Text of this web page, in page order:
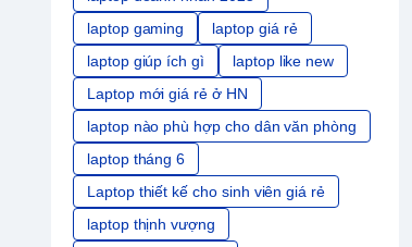
laptop gaming
laptop giá rẻ
laptop giúp ích gì
laptop like new
Laptop mới giá rẻ ở HN
laptop nào phù hợp cho dân văn phòng
laptop tháng 6
Laptop thiết kế cho sinh viên giá rẻ
laptop thịnh vượng